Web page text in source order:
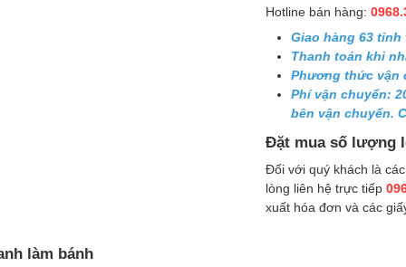
Hotline bán hàng:
Giao hàng 63
Thanh toán khi
Phương thức vận
Phí vận chuyển:
bên vận chuyển.
Đặt mua số lượng
Đối với quý khách là
lòng liên hệ trực tiếp
xuất hóa đơn và các
làm bánh